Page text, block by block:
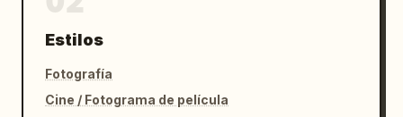
Estilos
Fotografía
Cine / Fotograma de película